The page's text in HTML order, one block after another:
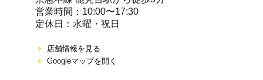
営業時間：10:00〜17:30
定休⽇：⽔曜・祝⽇
店舗情報を⾒る
Googleマップを開く